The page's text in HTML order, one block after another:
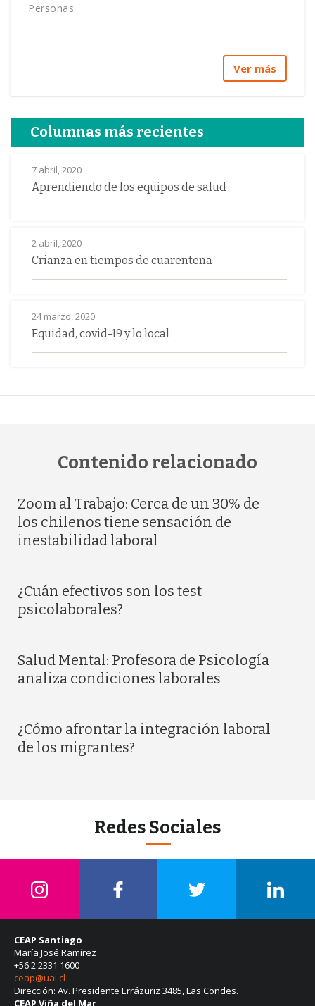
Personas
Ver más
Columnas más recientes
7 abril, 2020
Aprendiendo de los equipos de salud
2 abril, 2020
Crianza en tiempos de cuarentena
24 marzo, 2020
Equidad, covid-19 y lo local
Contenido relacionado
Zoom al Trabajo: Cerca de un 30% de
los chilenos tiene sensación de
inestabilidad laboral
¿Cuán efectivos son los test
psicolaborales?
Salud Mental: Profesora de Psicología
analiza condiciones laborales
¿Cómo afrontar la integración laboral
de los migrantes?
Redes Sociales
CEAP Santiago
María José Ramírez
+56 2 2331 1600
ceap@uai.cl
Dirección: Av. Presidente Errázuriz 3485, Las Condes.
CEAP Viña del Mar